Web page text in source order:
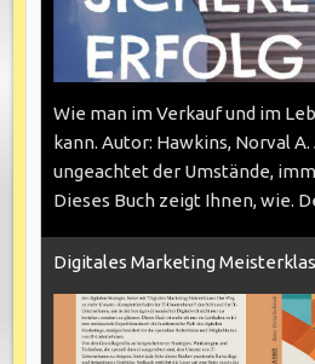
Wie man im Verkauf und im
kann. Autor: Hawkins, Norval
ungeachtet der Umstände,
Dieses Buch zeigt Ihnen, wie.
Digitales Marketing